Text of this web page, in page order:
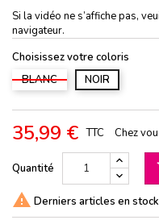
Si la vidéo ne s’affiche pas,
navigateur.
Choisissez votre coloris
BLANC
NOIR
35,99 € TTC Chez
Quantité
 Derniers articles en stock